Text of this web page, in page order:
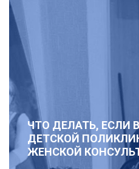
ЧТО ДЕЛАТЬ, ЕСЛИ
ДЕТСКОЙ
ЖЕНСКОЙ